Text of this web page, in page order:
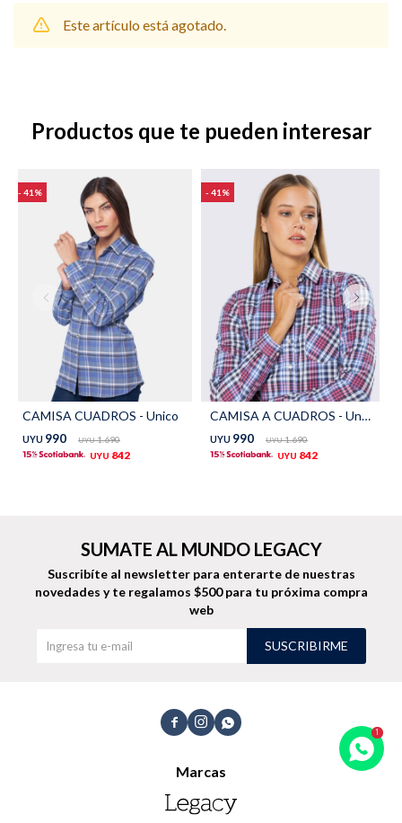
Este artículo está agotado.
Productos que te pueden interesar
41
CAMISA CUADROS - Unico
UYU 990 UYU 1.690
UYU 842
41
CAMISA A CUADROS - Unico
UYU 990 UYU 1.690
UYU 842
  
Marcas
SUMATE AL MUNDO LEGACY
Suscribíte al newsletter para enterarte de nuestras
novedades y te regalamos $500 para tu próxima compra
web
SUSCRIBIRME
Sacos Calzado
Bolsos y valijas Accesorios
TALLES GRANDES Uniformes empresariales
Quiero ser parte Canjear mis puntos
Envíos, cambios y devoluciones